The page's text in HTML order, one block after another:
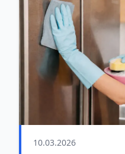
10.03.2026